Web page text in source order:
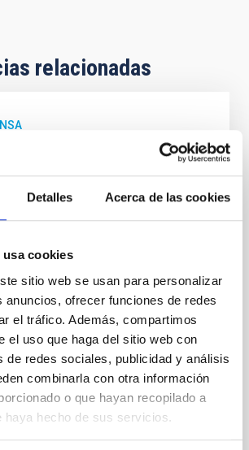
Detalles Acerca de las cookies
usa cookies
sitio web se usan para personalizar
anuncios, ofrecer funciones de redes
el tráfico. Además, compartimos
el uso que haga del sitio web con
de redes sociales, publicidad y análisis
combinarla con otra información
o que hayan recopilado a
haya hecho de sus servicios.
relacionadas
el primer instrumento que
adaptativa del GTC,
en el telescopio
de octubre, el equipo del sistema de
de Astrofísica de Canarias
con el equipo técnico del Gran
(GTC o Grantecan), ha
éxito la integración del instrumento
el mayor telescopio óptico e infrarrojo
instalación se ha realizado en la salida
la plataforma Nasmyth B del
paso clave para iniciar las pruebas de
nuevo sistema de óptica adaptativa.
instrumento científico que
04/12/2025 - 13:36:18